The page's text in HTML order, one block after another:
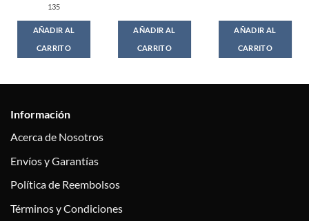
135
AÑADIR AL
CARRITO
AÑADIR AL
CARRITO
AÑADIR AL
CARRITO
Información
Acerca de Nosotros
Envíos y Garantías
Política de Reembolsos
Términos y Condiciones